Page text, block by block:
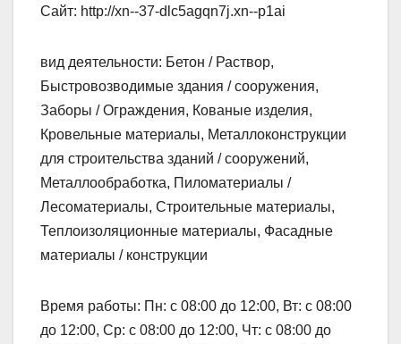
Сайт: http://xn--37-dlc5agqn7j.xn--p1ai
вид деятельности: Бетон / Раствор,
Быстровозводимые здания / сооружения,
Заборы / Ограждения, Кованые изделия,
Кровельные материалы, Металлоконструкции
для строительства зданий / сооружений,
Металлообработка, Пиломатериалы /
Лесоматериалы, Строительные материалы,
Теплоизоляционные материалы, Фасадные
материалы / конструкции
Время работы: Пн: с 08:00 до 12:00, Вт: с 08:00
до 12:00, Ср: с 08:00 до 12:00, Чт: с 08:00 до